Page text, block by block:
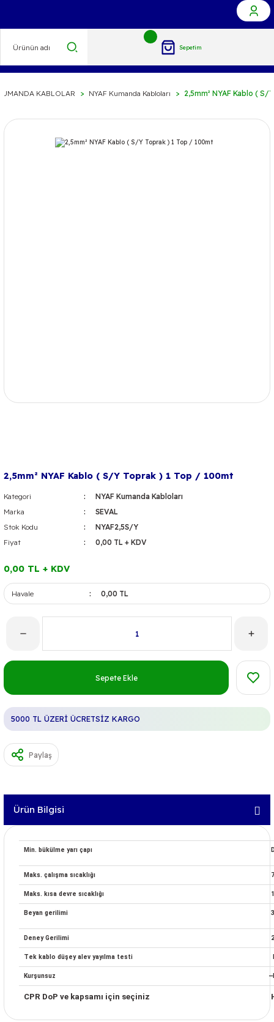
Sepetim
KABLOLAR NYAF Kumanda Kabloları 2,5mm² NYAF Kablo (
2,5mm² NYAF Kablo ( S/Y Toprak ) 1 Top / 100mt
Kategori
NYAF Kumanda Kabloları
Marka
SEVAL
Stok Kodu
NYAF2,5S/Y
Fiyat
0,00 TL + KDV
0,00 TL + KDV
Havale 0,00 TL
Sepete Ekle
5000 TL ÜZERİ ÜCRETSİZ KARGO
Paylaş
Ürün Bilgisi
Min. bükülme yarı çapı
Maks. çalışma sıcaklığı
Maks. kısa devre sıcaklığı
Beyan gerilimi
Deney Gerilimi
Tek kablo düşey alev yayılma testi
Kurşunsuz
CPR DoP ve kapsamı için seçiniz